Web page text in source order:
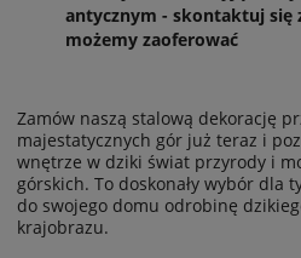
antycznym - skontaktuj się
możemy zaoferować
Zamów naszą stalową dekorację
majestatycznych gór już teraz i
wnętrze w dziki świat przyrody i
górskich. To doskonały wybór dla
do swojego domu odrobinę
krajobrazu.